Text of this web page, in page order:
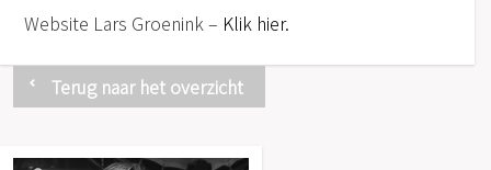
Website Lars Groenink – Klik hier.
Terug naar het overzicht